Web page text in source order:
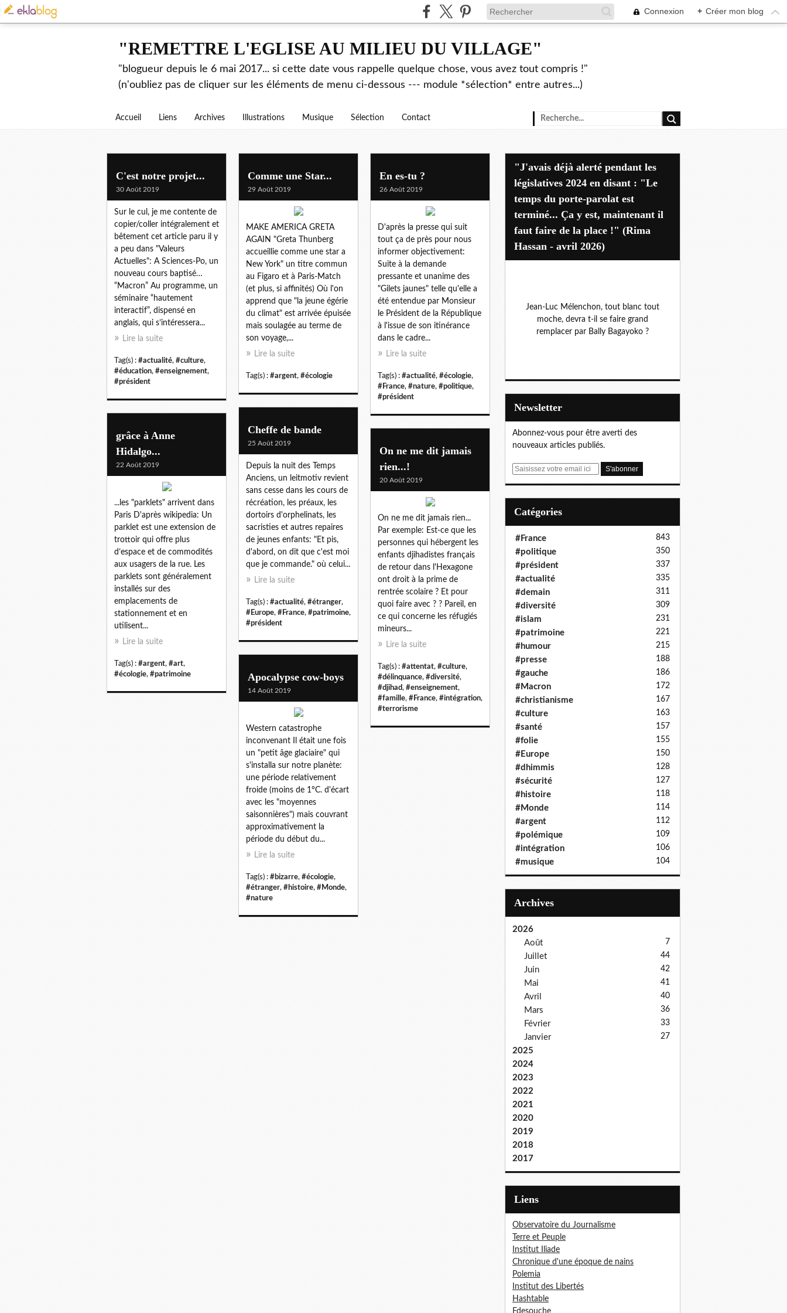
Connexion + Créer mon blog
"REMETTRE L'EGLISE AU MILIEU DU VILLAGE"
"blogueur depuis le 6 mai 2017... si cette date vous rappelle quelque chose, vous avez tout compris !"
(n'oubliez pas de cliquer sur les éléments de menu ci-dessous --- module *sélection* entre autres...)
Accueil Liens Archives Illustrations Musique Sélection Contact
C'est notre projet...
30 Août 2019
Sur le cul, je me contente de
copier/coller intégralement et
bêtement cet article paru il y
a peu dans "Valeurs
Actuelles": A Sciences-Po, un
nouveau cours baptisé…
“Macron” Au programme, un
séminaire “hautement
interactif”, dispensé en
anglais, qui s’intéressera...
Lire la suite
Tag(s) : #actualité, #culture,
#éducation, #enseignement,
#président
Comme une Star...
29 Août 2019
MAKE AMERICA GRETA
AGAIN "Greta Thunberg
accueillie comme une star a
New York" un titre commun
au Figaro et à Paris-Match
(et plus, si affinités) Où l'on
apprend que "la jeune égérie
du climat" est arrivée épuisée
mais soulagée au terme de
son voyage,...
Lire la suite
Tag(s) : #argent, #écologie
En es-tu ?
26 Août 2019
D'après la presse qui suit
tout ça de près pour nous
informer objectivement:
Suite à la demande
pressante et unanime des
"Gilets jaunes" telle qu'elle a
été entendue par Monsieur
le Président de la République
à l'issue de son itinérance
dans le cadre...
Lire la suite
Tag(s) : #actualité, #écologie,
#France, #nature, #politique,
#président
Cheffe de bande
25 Août 2019
Depuis la nuit des Temps
Anciens, un leitmotiv revient
sans cesse dans les cours de
récréation, les préaux, les
dortoirs d'orphelinats, les
sacristies et autres repaires
de jeunes enfants: "Et pis,
d'abord, on dit que c'est moi
que je commande." où celui...
Lire la suite
Tag(s) : #actualité, #étranger,
#Europe, #France, #patrimoine,
#président
grâce à Anne
Hidalgo...
22 Août 2019
...les "parklets" arrivent dans
Paris D'après wikipedia: Un
parklet est une extension de
trottoir qui offre plus
d’espace et de commodités
aux usagers de la rue. Les
parklets sont généralement
installés sur des
emplacements de
stationnement et en
utilisent...
Lire la suite
Tag(s) : #argent, #art,
#écologie, #patrimoine
On ne me dit jamais
rien...!
20 Août 2019
On ne me dit jamais rien...
Par exemple: Est-ce que les
personnes qui hébergent les
enfants djihadistes français
de retour dans l'Hexagone
ont droit à la prime de
rentrée scolaire ? Et pour
quoi faire avec ? ? Pareil, en
ce qui concerne les réfugiés
mineurs...
Lire la suite
Tag(s) : #attentat, #culture,
#délinquance, #diversité,
#djihad, #enseignement,
#famille, #France, #intégration,
#terrorisme
Apocalypse cow-boys
14 Août 2019
Western catastrophe
inconvenant Il était une fois
un "petit âge glaciaire" qui
s'installa sur notre planète:
une période relativement
froide (moins de 1°C. d'écart
avec les "moyennes
saisonnières") mais couvrant
approximativement la
période du début du...
Lire la suite
Tag(s) : #bizarre, #écologie,
#étranger, #histoire, #Monde,
#nature
"J'avais déjà alerté pendant les
législatives 2024 en disant : "Le
temps du porte-parolat est
terminé... Ça y est, maintenant il
faut faire de la place !" (Rima
Hassan - avril 2026)
Jean-Luc Mélenchon, tout blanc tout
moche, devra t-il se faire grand
remplacer par Bally Bagayoko ?
Newsletter
Abonnez-vous pour être averti des
nouveaux articles publiés.
E
Catégories
#France 843
#politique 350
#président 337
#actualité 335
#demain 311
#diversité 309
#islam 231
#patrimoine 221
#humour 215
#presse 188
#gauche 186
#Macron 172
#christianisme 167
#culture 163
#santé 157
#folie 155
#Europe 150
#dhimmis 128
#sécurité 127
#histoire 118
#Monde 114
#argent 112
#polémique 109
#intégration 106
#musique 104
Archives
2026
Août
7
Juillet 44
Juin 42
Mai 41
Avril 40
Mars 36
Février 33
Janvier 27
2025
2024
2023
2022
2021
2020
2019
2018
2017
Liens
Observatoire du Journalisme
Terre et Peuple
Institut Iliade
Chronique d'une époque de nains
Polemia
Institut des Libertés
Hashtable
Fdesouche